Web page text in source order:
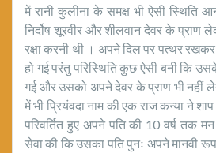
में रानी कुलीना के समक्ष भी ऐसी
निर्दोष शूरवीर और शीलवान देवर के प्राण
रक्षा करनी थी । अपने दिल पर पत्थर
हो गई परंतु परिस्थिति कुछ ऐसी बनी कि उसके
गई और उसको अपने देवर के प्राण भी नहीं
में भी प्रियंवदा नाम की एक राज कन्या ने
परिवर्तित हुए अपने पति की 10 वर्ष तक
सेवा की कि उसका पति पुनः अपने मानवी